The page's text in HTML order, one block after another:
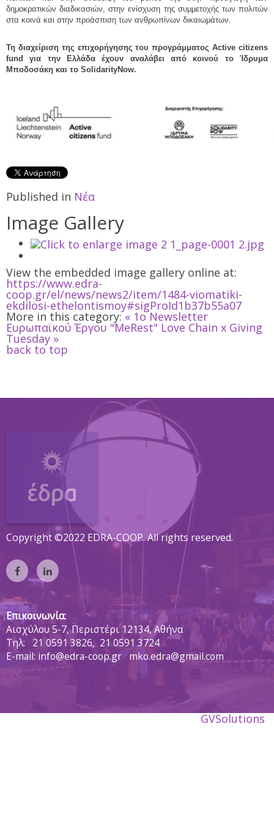
δημοκρατικών διαδικασιών, στην ενίσχυση της συμμετοχής των πολιτών
στα κοινά και στην προάσπιση των ανθρωπίνων δικαιωμάτων.
Τη διαχείριση της επιχορήγησης του προγράμματος Active citizens
fund για την Ελλάδα έχουν αναλάβει από κοινού το Ίδρυμα
Μποδοσάκη και το SolidarityNow.
Published in Νέα
Image Gallery
View the embedded image gallery online at:
https://www.edra-
coop.gr/el/news/news2/item/1484-viomatiki-
ekdilosi-ethelontismoy#sigProId1b37b55a07
More in this category: « 1ο Newsletter
Ευρωπαϊκού Έργου "MeRest" Love Chain x Giving
Tuesday »
back to top
Copyright ©2022 EDRA-COOP. All rights reserved.
Επικοινωνία:
Αισχύλου 5-7, Περιστέρι 12134, Αθήνα
Tηλ:
21 0591 3826, 21 0591 3724
E-mail: info@edra-coop.gr mko.edra@gmail.com
GVSolutions